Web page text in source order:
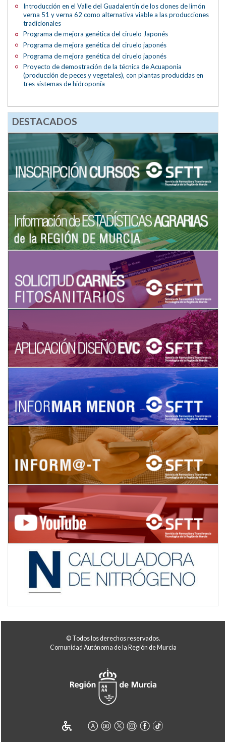
Introducción en el Valle del Guadalentín de los clones de limón
verna 51 y verna 62 como alternativa viable a las producciones
tradicionales
Programa de mejora genética del ciruelo Japonés
Programa de mejora genética del ciruelo japonés
Programa de mejora genética del ciruelo japonés
Proyecto de demostración de la técnica de Acuaponia
(producción de peces y vegetales), con plantas producidas en
tres sistemas de hidroponía
DESTACADOS
© Todos los derechos reservados.
Comunidad Autónoma de la Región de Murcia